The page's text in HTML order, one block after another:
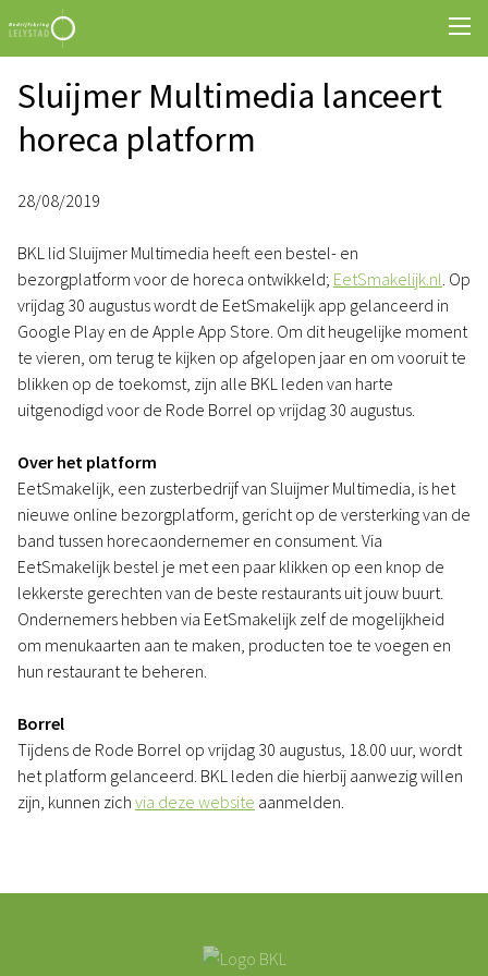
Sluijmer Multimedia lanceert
horeca platform
28/08/2019
BKL lid Sluijmer Multimedia heeft een bestel- en
bezorgplatform voor de horeca ontwikkeld; EetSmakelijk.nl. Op
vrijdag 30 augustus wordt de EetSmakelijk app gelanceerd in
Google Play en de Apple App Store. Om dit heugelijke moment
te vieren, om terug te kijken op afgelopen jaar en om vooruit te
blikken op de toekomst, zijn alle BKL leden van harte
uitgenodigd voor de Rode Borrel op vrijdag 30 augustus.
Over het platform
EetSmakelijk, een zusterbedrijf van Sluijmer Multimedia, is het
nieuwe online bezorgplatform, gericht op de versterking van de
band tussen horecaondernemer en consument. Via
EetSmakelijk bestel je met een paar klikken op een knop de
lekkerste gerechten van de beste restaurants uit jouw buurt.
Ondernemers hebben via EetSmakelijk zelf de mogelijkheid
om menukaarten aan te maken, producten toe te voegen en
hun restaurant te beheren.
Borrel
Tijdens de Rode Borrel op vrijdag 30 augustus, 18.00 uur, wordt
het platform gelanceerd. BKL leden die hierbij aanwezig willen
zijn, kunnen zich via deze website aanmelden.